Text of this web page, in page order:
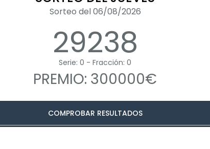
Sorteo del 06/08/2026
29238
Serie: 0 - Fracción: 0
PREMIO: 300000€
COMPROBAR RESULTADOS